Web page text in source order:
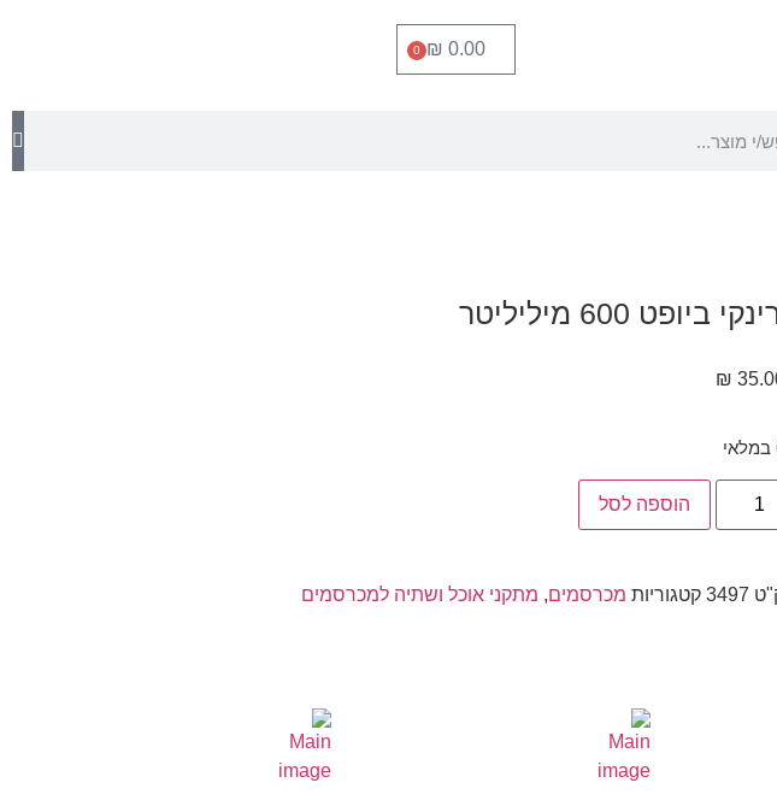
₪ 0.00
0
ביופט 600 מיליליטר
₪
הוספה לסל
3497 קטגוריות מכרסמים, מתקני אוכל ושתיה למכרסמים